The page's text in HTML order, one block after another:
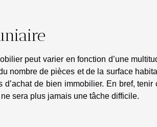
peut varier en fonction d’une
nombre de pièces et de la surface
d’achat de bien immobilier. En bref,
sera plus jamais une tâche difficile.